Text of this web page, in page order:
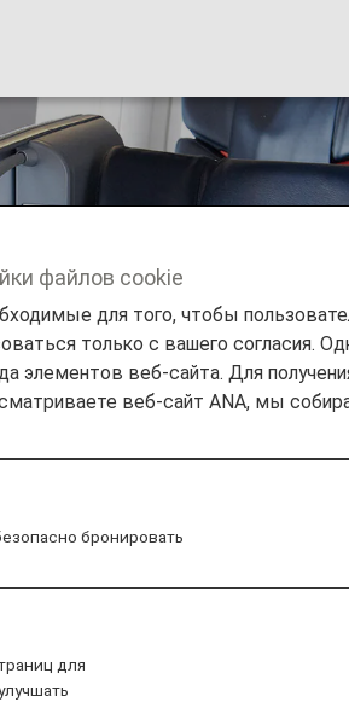
Domestic Flights]
on the reservation search
"First Class (Premium Class)"
in terminology.
файлов cookie
для того, чтобы
только с вашего согласия.
элементов веб-сайта. Для
веб-сайт ANA, мы
бронировать
для